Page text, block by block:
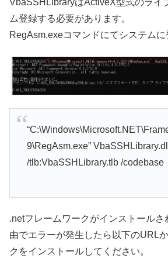
VbaSSHLibraryはActiveX型式のライ
ム登録する必要があります。
RegAsm.exeコマンドにてシステムに
9\RegAsm.exe” VbaSSHLibrary.dll
/tlb:VbaSSHLibrary.tlb /codebase
.netフレームワークがインストールさ
由でエラーが発生したら以下のURL
クをインストールしてください。